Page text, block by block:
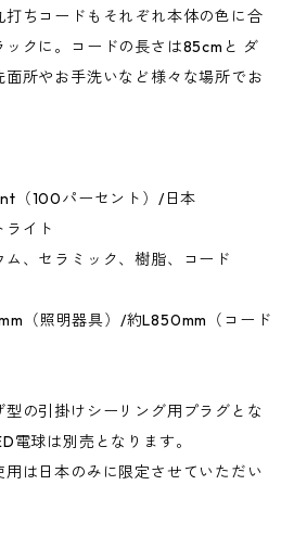
ちコードもそれぞれ本体の色に合
クに。コードの長さは85cmと ダ
所やお手洗いなど様々な場所でお
（100パーセント）/日本
ライト
ム、セラミック、樹脂、コード
（照明器具）/約L850mm（コード
型の引掛けシーリング用プラグとな
電球は別売となります。
用は日本のみに限定させていただい